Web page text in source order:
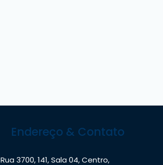
Endereço & Contato
Rua 3700, 141, Sala 04, Centro,